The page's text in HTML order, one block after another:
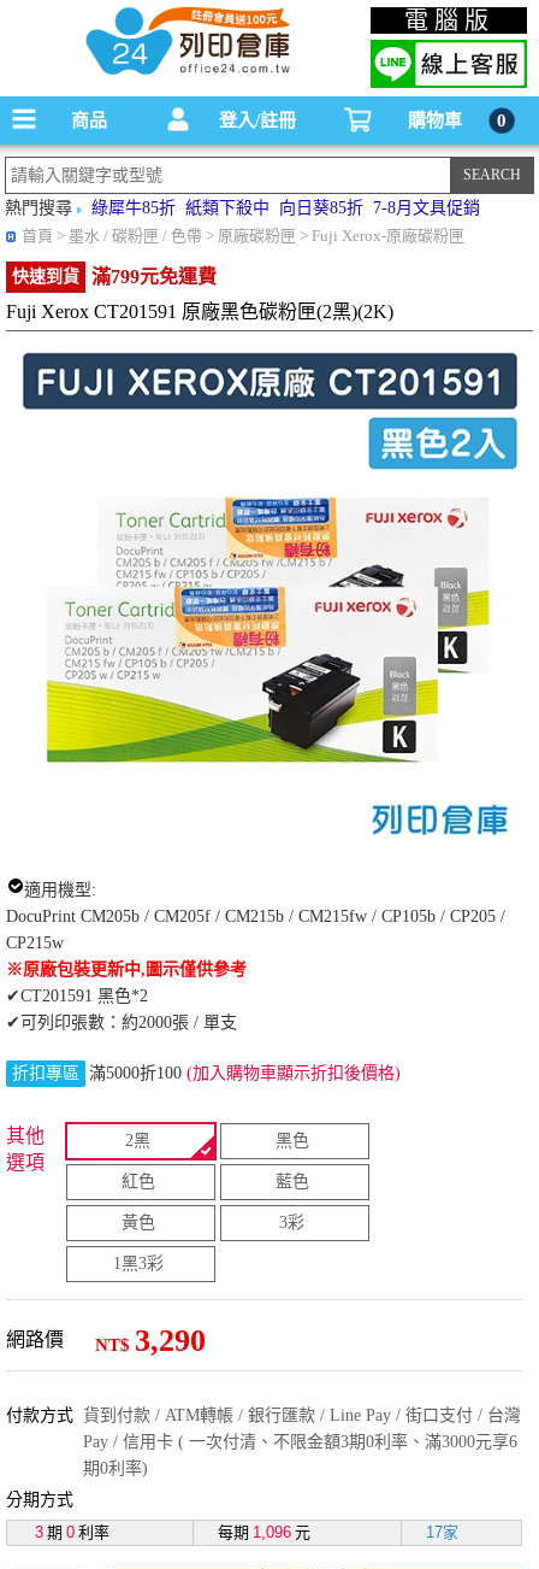
碳粉匣，墨水匣,原廠碳粉匣，副廠碳粉匣，環保碳粉匣,連續供墨印表機-office24列印
倉庫線上購物手機版
電腦版
商品 登入/註冊 購物車 0
熱門搜尋 綠犀牛85折 紙類下殺中 向日葵85折 7-8月文具促銷
首頁 > 墨水 / 碳粉匣 / 色帶 > 原廠碳粉匣 > Fuji Xerox-原廠碳粉匣
快速到貨
滿799元免運費
Fuji Xerox CT201591 原廠黑色碳粉匣(2黑)(2K)
適用機型:
DocuPrint CM205b / CM205f / CM215b / CM215fw / CP105b / CP205 /
CP215w
※原廠包裝更新中,圖示僅供參考
✔CT201591 黑色*2
✔可列印張數：約2000張 / 單支
折扣專區 滿5000折100 (加入購物車顯示折扣後價格)
其他
選項
2黑 黑色
紅色 藍色
黃色 3彩
1黑3彩
網路價 NT$ 3,290
付款方式 貨到付款 / ATM轉帳 / 銀行匯款 / Line Pay / 街口支付 / 台灣
Pay / 信用卡 ( 一次付清、不限金額3期0利率、滿3000元享6
期0利率)
分期方式
3 期 0 利率 每期 1,096 元 17家